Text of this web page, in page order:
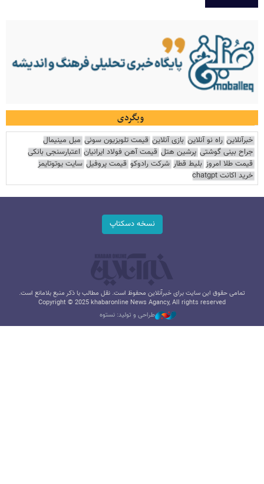
وبگردی
خبرآنلاین راه نو آنلاین بازی آنلاین قیمت تلویزیون سونی مبل مینیمال
جراح بینی گوشتی پرشین هتل قیمت آهن فولاد ایرانیان اعتبارسنجی بانکی
قیمت طلا امروز بلیط قطار شرکت رادوکو قیمت پروفیل سایت یوتوتایمز
خرید اکانت chatgpt
نسخه دسکتاپ
تمامی حقوق این سایت برای خبرآنلاین محفوظ است. نقل مطالب با ذکر منبع بلامانع است.
Copyright © 2025 khabaronline News Agancy, All rights reserved
طراحی و تولید: نستوه